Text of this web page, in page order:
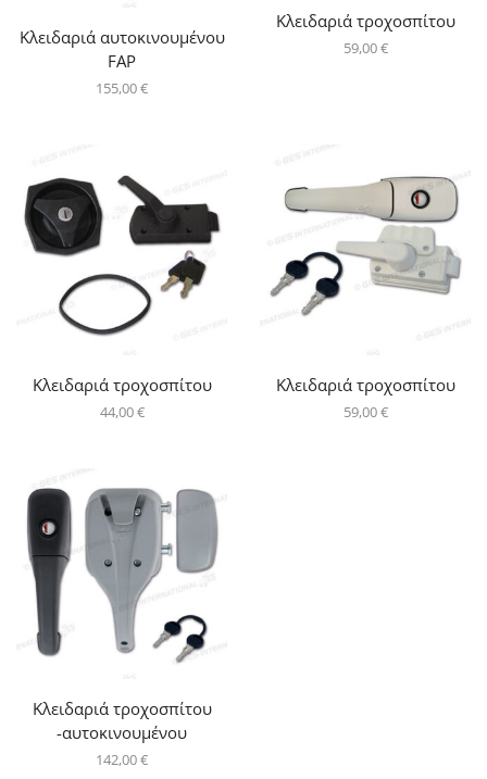
Κλειδαριά αυτοκινουμένου
FAP
155,00€
Κλειδαριά τροχοσπίτου
59,00€
Κλειδαριά τροχοσπίτου
44,00€
Κλειδαριά τροχοσπίτου
59,00€
Κλειδαριά τροχοσπίτου
-αυτοκινουμένου
142,00€